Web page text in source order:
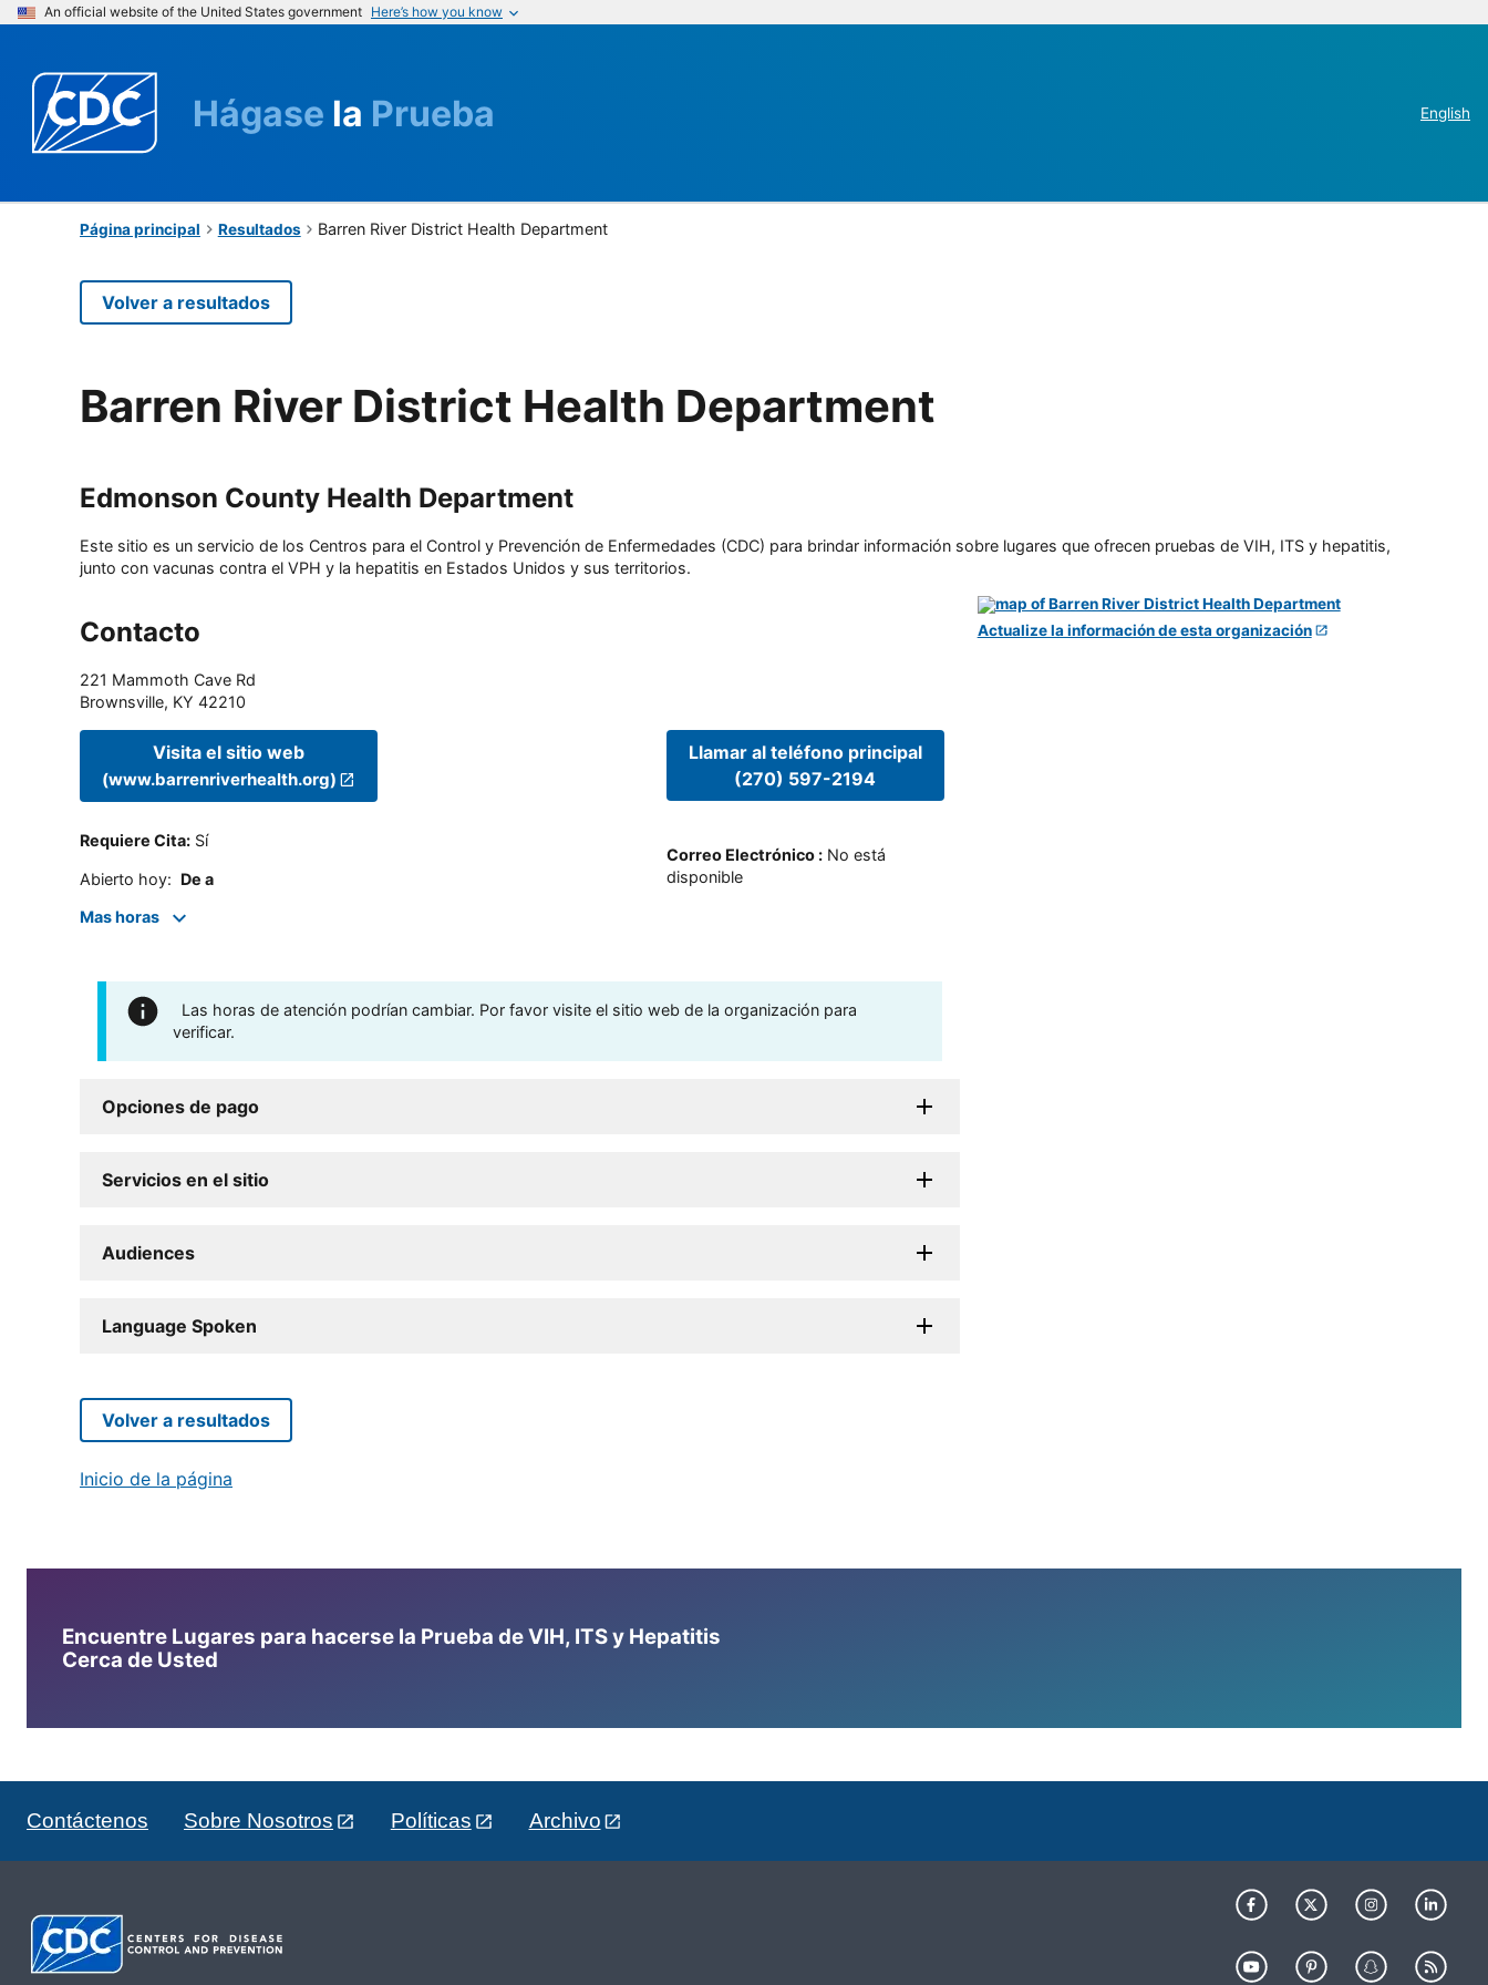
An official website of the United States government Here’s how you know
Hágase la Prueba English
Página principal Resultados Barren River District Health Department
Volver a resultados
Barren River District Health Department
Edmonson County Health Department
Este sitio es un servicio de los Centros para el Control y Prevención de Enfermedades (CDC) para brindar información sobre lugares que ofrecen pruebas de VIH, ITS y hepatitis,
junto con vacunas contra el VPH y la hepatitis en Estados Unidos y sus territorios.
Contacto
221 Mammoth Cave Rd
Brownsville, KY 42210
Visita el sitio web
(www.barrenriverhealth.org)
Requiere Cita: Sí
Abierto hoy: De a
Mas horas
Llamar al teléfono principal
(270) 597-2194
Correo Electrónico: No está
disponible
Las horas de atención podrían cambiar. Por favor visite el sitio web de la organización para
verificar.
Opciones de pago
Servicios en el sitio
Audiences
Language Spoken
Actualize la información de esta organización
Volver a resultados
Inicio de la página
Encuentre Lugares para hacerse la Prueba de VIH, ITS y Hepatitis
Cerca de Usted
Contáctenos Sobre Nosotros Políticas Archivo